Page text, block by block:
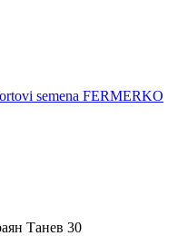
Танев 30